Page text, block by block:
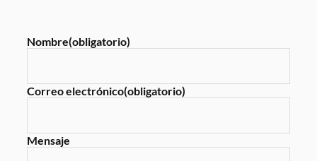
Nombre(obligatorio)
Correo electrónico(obligatorio)
Mensaje